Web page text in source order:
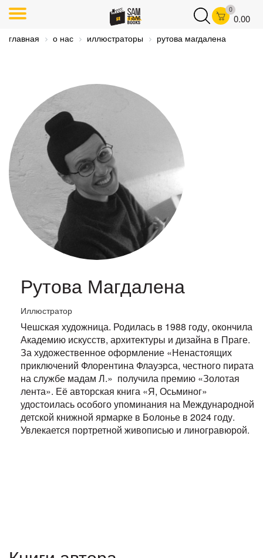
0
0.00
главная о нас иллюстраторы рутова магдалена
Рутова Магдалена
Иллюстратор
Чешская художница. Родилась в 1988 году, окончила
Академию искусств, архитектуры и дизайна в Праге.
За художественное оформление «Ненастоящих
приключений Флорентина Флауэрса, честного пирата
на службе мадам Л.» получила премию «Золотая
лента». Её авторская книга «Я, Осьминог»
удостоилась особого упоминания на Международной
детской книжной ярмарке в Болонье в 2024 году.
Увлекается портретной живописью и линогравюрой.